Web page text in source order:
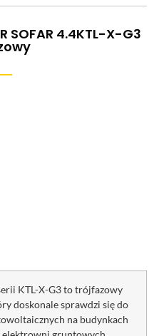
SOFAR 4.4KTL-X-G3
KTL-X-G3 to trójfazowy
doskonale sprawdzi się do
na budynkach